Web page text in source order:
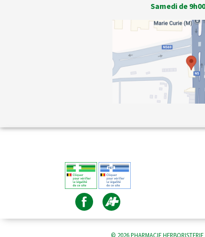
Samedi de
© 2026 PHARMACIE HERBORISTERIE